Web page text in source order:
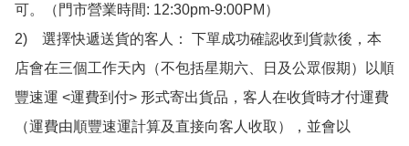
可。（門市營業時間: 12:30pm-9:00PM）
2)　選擇快遞送貨的客人： 下單成功確認收到貨款後，本
店會在三個工作天內（不包括星期六、日及公眾假期）以順
豐速運 <運費到付> 形式寄出貨品，客人在收貨時才付運費
（運費由順豐速運計算及直接向客人收取），並會以